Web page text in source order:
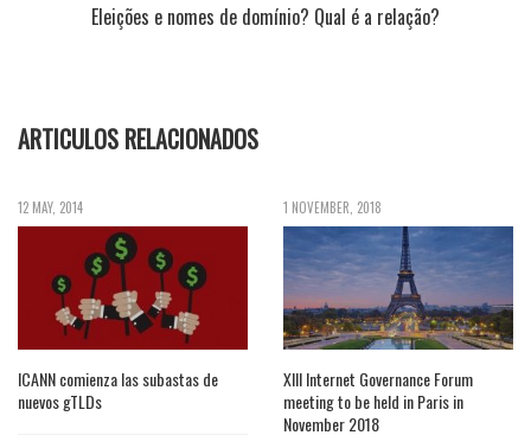
Eleições e nomes de domínio? Qual é a relação?
ARTICULOS RELACIONADOS
12 MAY, 2014
ICANN comienza las subastas de
nuevos gTLDs
1 NOVEMBER, 2018
XIII Internet Governance Forum
meeting to be held in Paris in
November 2018